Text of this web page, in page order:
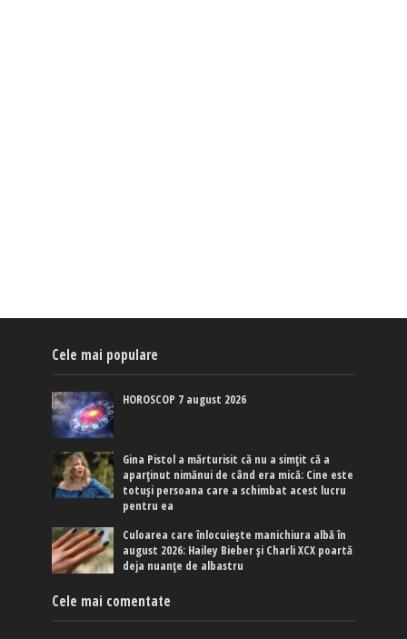
Cele mai populare
HOROSCOP 7 august 2026
Gina Pistol a mărturisit că nu a simțit că a
aparținut nimănui de când era mică: Cine este
totuși persoana care a schimbat acest lucru
pentru ea
Culoarea care înlocuiește manichiura albă în
august 2026: Hailey Bieber și Charli XCX poartă
deja nuanțe de albastru
Cele mai comentate